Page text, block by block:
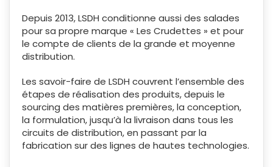
Depuis 2013, LSDH conditionne aussi des salades
pour sa propre marque « Les Crudettes » et pour
le compte de clients de la grande et moyenne
distribution.
Les savoir-faire de LSDH couvrent l’ensemble des
étapes de réalisation des produits, depuis le
sourcing des matières premières, la conception,
la formulation, jusqu’à la livraison dans tous les
circuits de distribution, en passant par la
fabrication sur des lignes de hautes technologies.